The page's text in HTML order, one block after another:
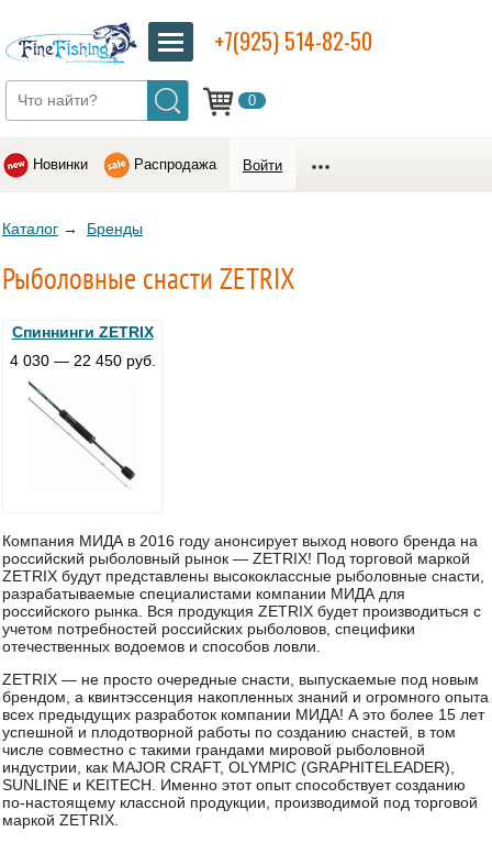
0
+7(925) 514-82-50
Новинки Распродажа Войти
Каталог → Бренды
Рыболовные снасти ZETRIX
Спиннинги ZETRIX
4 030 — 22 450 руб.
Компания МИДА в 2016 году анонсирует выход нового бренда на
российский рыболовный рынок — ZETRIX! Под торговой маркой
ZETRIX будут представлены высококлассные рыболовные снасти,
разрабатываемые специалистами компании МИДА для
российского рынка. Вся продукция ZETRIX будет производиться с
учетом потребностей российских рыболовов, специфики
отечественных водоемов и способов ловли.
ZETRIX — не просто очередные снасти, выпускаемые под новым
брендом, а квинтэссенция накопленных знаний и огромного опыта
всех предыдущих разработок компании МИДА! А это более 15 лет
успешной и плодотворной работы по созданию снастей, в том
числе совместно с такими грандами мировой рыболовной
индустрии, как MAJOR CRAFT, OLYMPIC (GRAPHITELEADER),
SUNLINE и KEITECH. Именно этот опыт способствует созданию
по-настоящему классной продукции, производимой под торговой
маркой ZETRIX.